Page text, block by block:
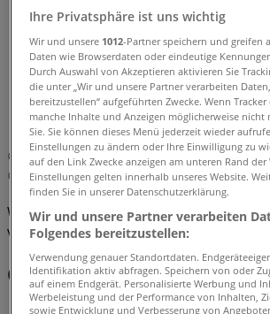
Angebote für Kleidung, Schuhe
Salzwedel
»
Triumph in Salzwedel»
Triumph | NEUPERVERSTR. 28
Karte
Karte
Wir sind gerade dabei Angebote zu
veröffentlichen
Geschäfte in der Nähe
Ihre Privatsphäre ist uns wichtig
Wir und unsere 1012-Partner speichern und greifen
Daten wie Browserdaten oder eindeutige
Durch Auswahl von Akzeptieren aktivieren Sie
die unter „Wir und unsere Partner verarbeiten
bereitzustellen“ aufgeführten Zwecke. Wenn
manche Inhalte und Anzeigen möglicherweise nicht
Sie. Sie können dieses Menü jederzeit wieder
Einstellungen zu ändern oder Ihre Einwilligung zu
auf den Link Zwecke anzeigen am unteren Rand
Einstellungen gelten innerhalb unseres Website.
finden Sie in unserer Datenschutzerklärung.
Wir und unsere Partner verarbeiten
Folgendes bereitzustellen:
Verwendung genauer Standortdaten.
Identifikation aktiv abfragen. Speichern von oder
auf einem Endgerät. Personalisierte Werbung und
Werbeleistung und der Performance von Inhalten,
sowie Entwicklung und Verbesserung von